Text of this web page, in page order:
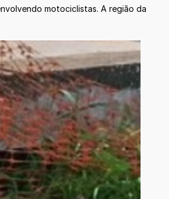
motociclistas. A região da